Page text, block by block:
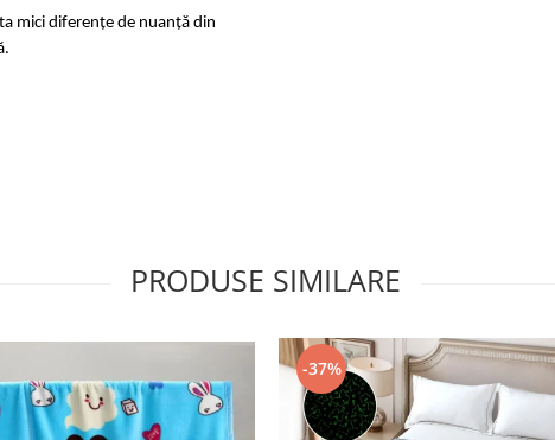
mici diferențe de nuanță din
PRODUSE SIMILARE
-37%